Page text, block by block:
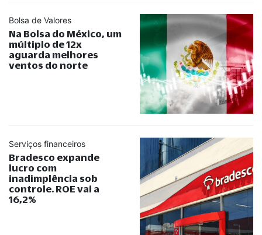
Bolsa de Valores
Na Bolsa do México, um
múltiplo de 12x
aguarda melhores
ventos do norte
Serviços financeiros
Bradesco expande
lucro com
inadimplência sob
controle. ROE vai a
16,2%